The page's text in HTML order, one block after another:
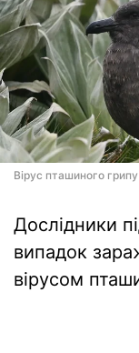
Вірус пташиного
Дослідники
випадок
вірусом